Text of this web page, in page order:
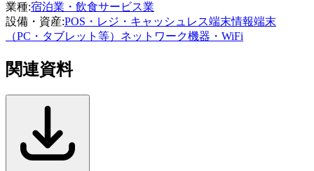
業種:宿泊業・飲食サービス業
設備・資産:POS・レジ・キャッシュレス端末情報端末
（PC・タブレット等） ネットワーク機器・WiFi
関連資料